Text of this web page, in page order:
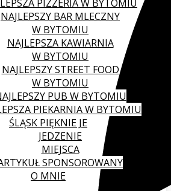
PIZZERIA W BYTOMIU
NAJLEPSZY BAR MLECZNY
W BYTOMIU
NAJLEPSZA KAWIARNIA
W BYTOMIU
NAJLEPSZY STREET FOOD
W BYTOMIU
PUB W BYTOMIU
PIEKARNIA W BYTOMIU
ŚLĄSK PIĘKNIE JE
JEDZENIE
MIEJSCA
SPONSOROWANY
O MNIE